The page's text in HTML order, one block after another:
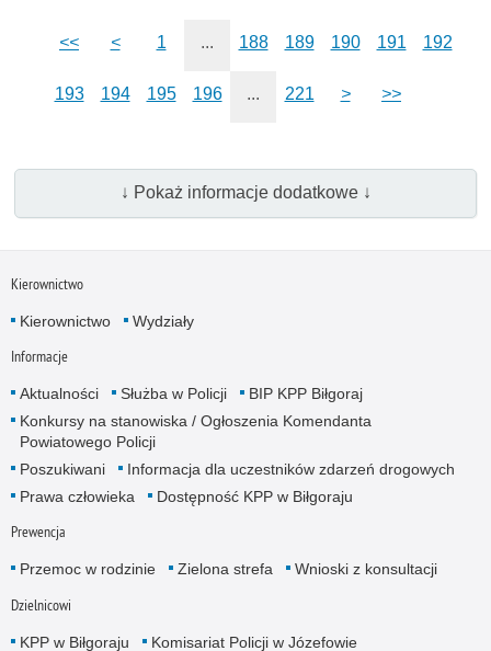
<< < 1 ... 188 189 190 191 192
193 194 195 196 ... 221 > >>
↓ Pokaż informacje dodatkowe ↓
Kierownictwo
Kierownictwo Wydziały
Informacje
Aktualności Służba w Policji
BIP KPP Biłgoraj
Konkursy na stanowiska / Ogłoszenia Komendanta
Powiatowego Policji
Poszukiwani
Informacja dla uczestników zdarzeń drogowych
Prawa człowieka
Dostępność KPP w Biłgoraju
Prewencja
Przemoc w rodzinie Zielona strefa Wnioski z konsultacji
Dzielnicowi
KPP w Biłgoraju Komisariat Policji w Józefowie